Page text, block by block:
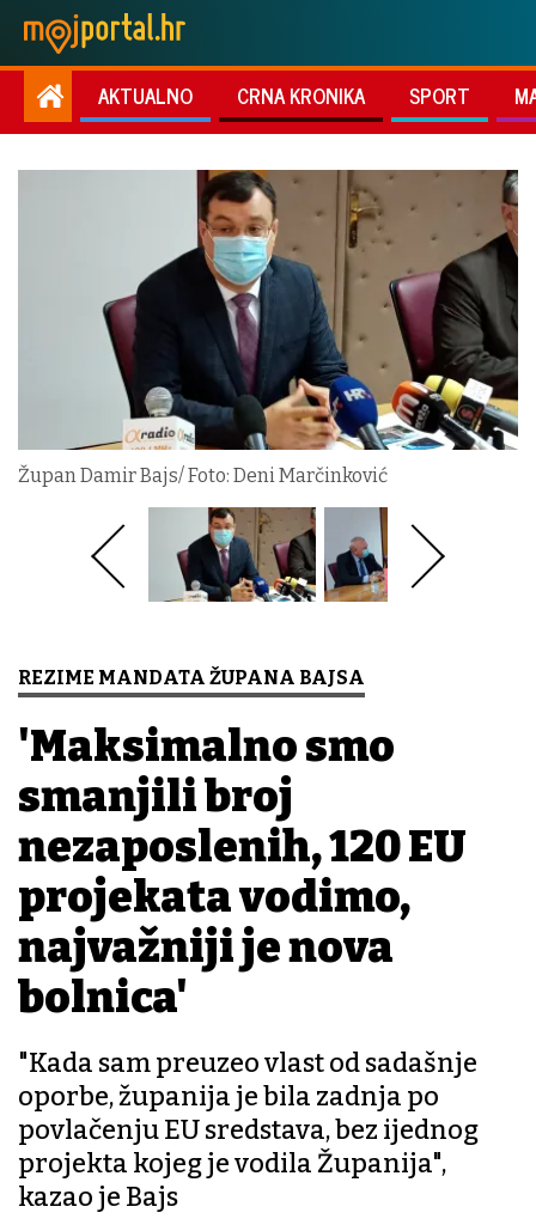
AKTUALNO CRNA KRONIKA SPORT
Župan Damir Bajs/ Foto: Deni Marčinković
REZIME MANDATA ŽUPANA BAJSA
'Maksimalno smo
smanjili broj
nezaposlenih, 120 EU
projekata vodimo,
najvažniji je nova
bolnica'
"Kada sam preuzeo vlast od sadašnje
oporbe, županija je bila zadnja po
povlačenju EU sredstava, bez ijednog
projekta kojeg je vodila Županija",
kazao je Bajs